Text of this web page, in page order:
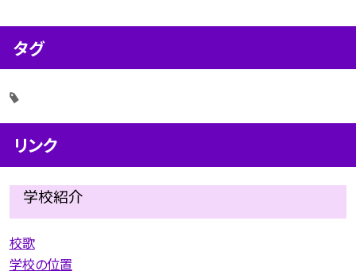
タグ
リンク
学校紹介
校歌
学校の位置